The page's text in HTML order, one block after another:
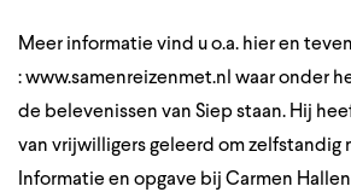
Meer informatie vind u o.a. hieren
:www.samenreizenmet.nl waar onder
de belevenissen van Siep staan. Hij
van vrijwilligers geleerd om zelfstandig
Informatie en opgave bij Carmen